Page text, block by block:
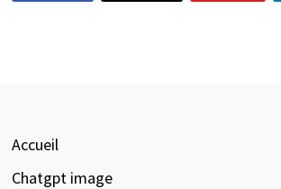
Accueil
Chatgpt image